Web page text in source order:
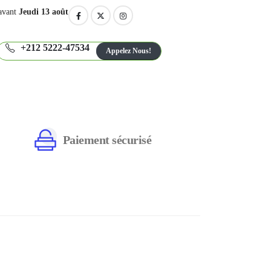
Jeudi 13 août
+212 5222-47534 Appelez Nous!
Paiement sécurisé